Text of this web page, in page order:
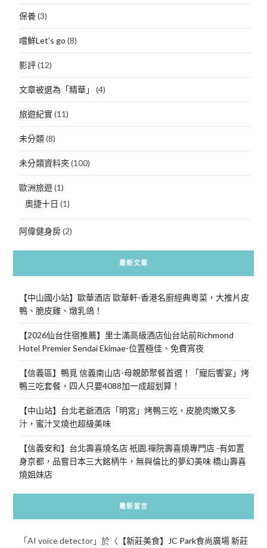
保養(3)
嚐鮮Let's go (8)
影評(12)
文章被選為「精華」 (4)
旅遊紀實(11)
未分類(8)
未分類資料夾(100)
歐洲旅遊(1)
奧捷十日 (1)
阿偉健身房(2)
最新文章
【中山國小站】歐華酒店 歐華軒-香港名廚經典粵菜，大推片皮
鴨、脆皮雞、燉乳鴿！
【2026仙台住宿推薦】里士滿高級酒店仙台站前Richmond
Hotel Premier Sendai Ekimae-位置極佳、免費宵夜
【信義區】鴨覓 信義南山店-母親節聚餐首選！「寵后饗宴」烤
鴨三吃套餐，四人只要4088加一成超划算！
【中山站】台北老爺酒店「明宮」烤鴨三吃，皮脆肉嫩又多
汁，蜜汁叉燒也超級美味
【信義安和】台北壽喜燒名店 祇園.禪院壽喜燒專門店 -有如置
身京都，品嘗日本三大銘柄牛，無與倫比的夢幻美味 橋山壽喜
燒姐妹店
最新留言
「AI voice detector」於〈 【新莊美食】JC Park食尚廣場 新莊